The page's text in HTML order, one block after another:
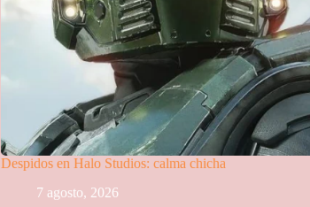
Despidos en Halo Studios: calma chicha
7 agosto, 2026